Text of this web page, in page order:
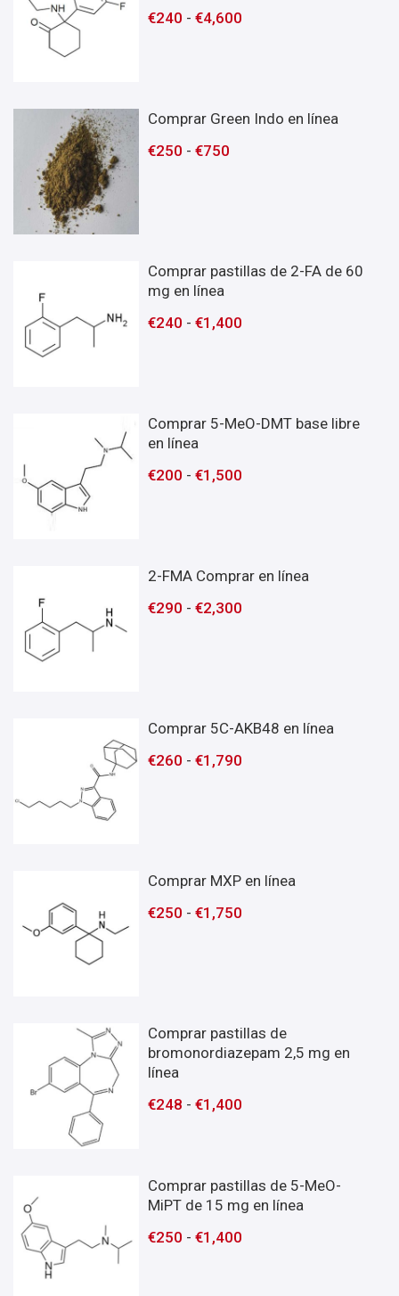
€240 -€4,600
Comprar Green Indo en línea
€250 -€750
Comprar pastillas de 2-FA de 60
mg en línea
€240 -€1,400
Comprar 5-MeO-DMT base libre
en línea
€200 -€1,500
2-FMA Comprar en línea
€290 -€2,300
Comprar 5C-AKB48 en línea
€260 -€1,790
Comprar MXP en línea
€250 -€1,750
Comprar pastillas de
bromonordiazepam 2,5 mg en
línea
€248 -€1,400
Comprar pastillas de 5-MeO-
MiPT de 15 mg en línea
€250 -€1,400